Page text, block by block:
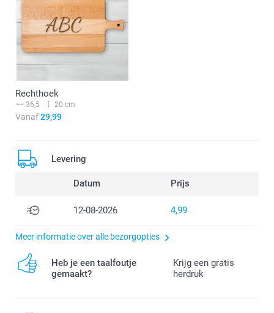
Rechthoek
36,5 20 cm
Vanaf29,99
Levering
Datum Prijs
12-08-2026 4,99
Meer informatie over alle bezorgopties
Heb je een taalfoutje
gemaakt?
Krijg een gratis
herdruk